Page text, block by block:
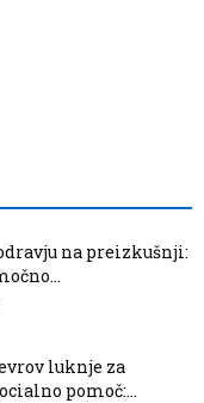
na preizkušnji:
luknje za
pomoč:...